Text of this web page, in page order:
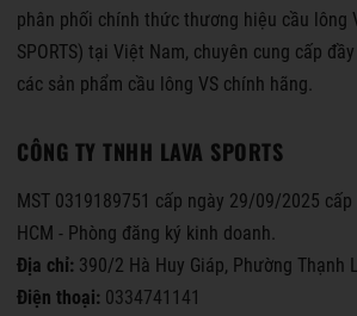
phân phối chính thức thương hiệu cầu lông
SPORTS) tại Việt Nam, chuyên cung cấp
các sản phẩm cầu lông VS chính hãng.
CÔNG TY TNHH LAVA SPORTS
MST 0319189751 cấp ngày 29/09/2025
HCM - Phòng đăng ký kinh doanh.
Địa chỉ: 390/2 Hà Huy Giáp, Phường Thạnh
Điện thoại: 0334741141